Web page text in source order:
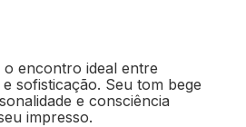
o encontro ideal entre
sofisticação. Seu tom bege
e consciência
impresso.